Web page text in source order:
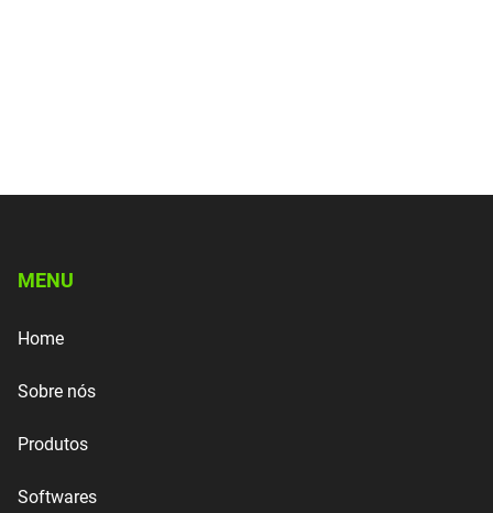
MENU
Home
Sobre nós
Produtos
Softwares